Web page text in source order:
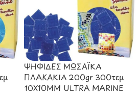
ΨΗΦΙΔΕΣ ΜΩΣΑΪΚΑ
ΠΛΑΚΑΚΙΑ 200gr 300τεμ
10X10MM ULTRA MARINE